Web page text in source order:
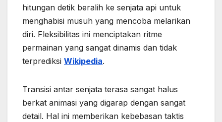
hitungan detik beralih ke senjata api untuk
menghabisi musuh yang mencoba melarikan
diri. Fleksibilitas ini menciptakan ritme
permainan yang sangat dinamis dan tidak
terprediksi Wikipedia.
Transisi antar senjata terasa sangat halus
berkat animasi yang digarap dengan sangat
detail. Hal ini memberikan kebebasan taktis